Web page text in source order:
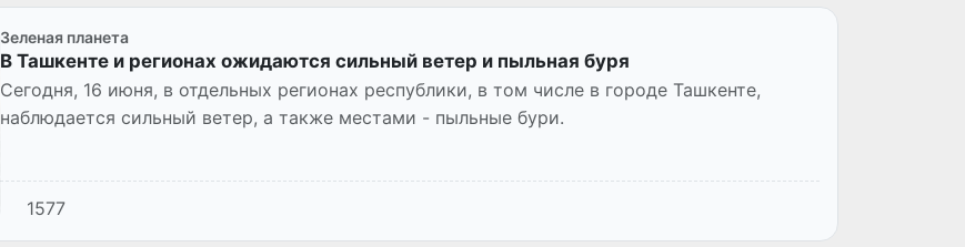
Зеленая планета
В Ташкенте и регионах ожидаются сильный ветер и пыльная буря
Сегодня, 16 июня, в отдельных регионах республики, в том числе в городе Ташкенте,
наблюдается сильный ветер, а также местами - пыльные бури.
1577